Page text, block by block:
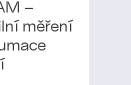
–
měření